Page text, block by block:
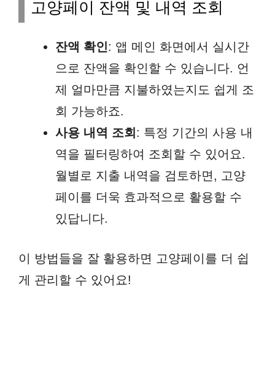
고양페이 잔액 및 내역 조회
잔액 확인: 앱 메인 화면에서 실시간
으로 잔액을 확인할 수 있습니다. 언
제 얼마만큼 지불하였는지도 쉽게 조
회 가능하죠.
사용 내역 조회 : 특정 기간의 사용 내
역을 필터링하여 조회할 수 있어요.
월별로 지출 내역을 검토하면, 고양
페이를 더욱 효과적으로 활용할 수
있답니다.
이 방법들을 잘 활용하면 고양페이를 더 쉽
게 관리할 수 있어요!